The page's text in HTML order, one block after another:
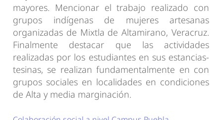
mayores. Mencionar el trabajo realizado con
grupos indígenas de mujeres artesanas
organizadas de Mixtla de Altamirano, Veracruz.
Finalmente destacar que las actividades
realizadas por los estudiantes en sus estancias-
tesinas, se realizan fundamentalmente en con
grupos sociales en localidades en condiciones
de Alta y media marginación.